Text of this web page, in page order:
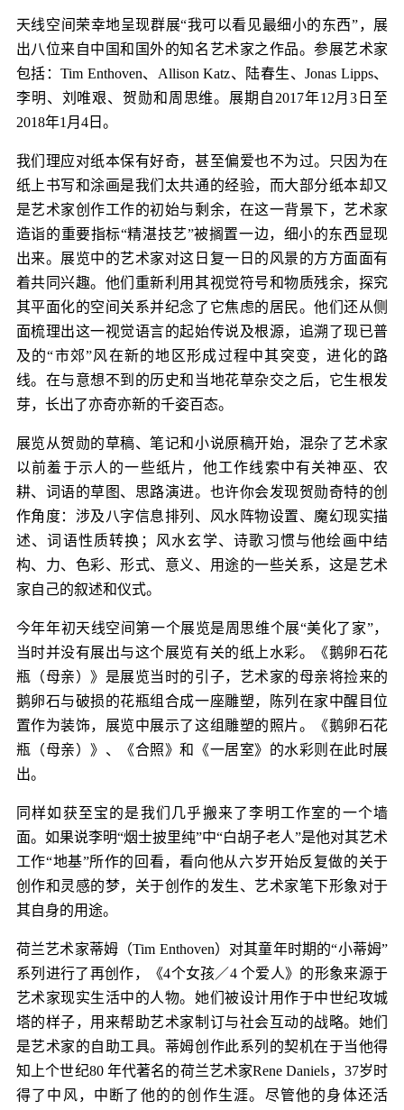
天线空间荣幸地呈现群展“我可以看见最细小的东西”，展
出八位来自中国和国外的知名艺术家之作品。参展艺术家
包括：Tim Enthoven、Allison Katz、陆春生、Jonas Lipps、
李明、刘唯艰、贺勋和周思维。展期自2017年12月3日至
2018年1月4日。
我们理应对纸本保有好奇，甚至偏爱也不为过。只因为在
纸上书写和涂画是我们太共通的经验，而大部分纸本却又
是艺术家创作工作的初始与剩余，在这一背景下，艺术家
造诣的重要指标“精湛技艺”被搁置一边，细小的东西显现
出来。展览中的艺术家对这日复一日的风景的方方面面有
着共同兴趣。他们重新利用其视觉符号和物质残余，探究
其平面化的空间关系并纪念了它焦虑的居民。他们还从侧
面梳理出这一视觉语言的起始传说及根源，追溯了现已普
及的“市郊”风在新的地区形成过程中其突变，进化的路
线。在与意想不到的历史和当地花草杂交之后，它生根发
芽，长出了亦奇亦新的千姿百态。
展览从贺勋的草稿、笔记和小说原稿开始，混杂了艺术家
以前羞于示人的一些纸片，他工作线索中有关神巫、农
耕、词语的草图、思路演进。也许你会发现贺勋奇特的创
作角度：涉及八字信息排列、风水阵物设置、魔幻现实描
述、词语性质转换；风水玄学、诗歌习惯与他绘画中结
构、力、色彩、形式、意义、用途的一些关系，这是艺术
家自己的叙述和仪式。
今年年初天线空间第一个展览是周思维个展“美化了家”，
当时并没有展出与这个展览有关的纸上水彩。《鹅卵石花
瓶（母亲）》是展览当时的引子，艺术家的母亲将捡来的
鹅卵石与破损的花瓶组合成一座雕塑，陈列在家中醒目位
置作为装饰，展览中展示了这组雕塑的照片。《鹅卵石花
瓶（母亲）》、《合照》和《一居室》的水彩则在此时展
出。
同样如获至宝的是我们几乎搬来了李明工作室的一个墙
面。如果说李明“烟士披里纯”中“白胡子老人”是他对其艺术
工作“地基”所作的回看，看向他从六岁开始反复做的关于
创作和灵感的梦，关于创作的发生、艺术家笔下形象对于
其自身的用途。
荷兰艺术家蒂姆（Tim Enthoven）对其童年时期的“小蒂姆”
系列进行了再创作，《4个女孩／4 个爱人》的形象来源于
艺术家现实生活中的人物。她们被设计用作于中世纪攻城
塔的样子，用来帮助艺术家制订与社会互动的战略。她们
是艺术家的自助工具。蒂姆创作此系列的契机在于当他得
知上个世纪80 年代著名的荷兰艺术家Rene Daniels，37岁时
得了中风，中断了他的的创作生涯。尽管他的身体还活